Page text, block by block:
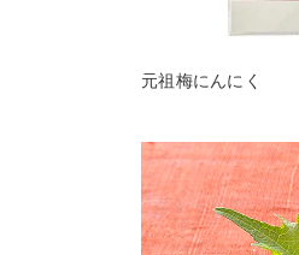
元祖梅にんにく